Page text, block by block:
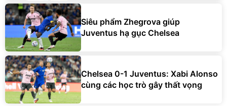
Siêu phẩm Zhegrova giúp
Juventus hạ gục Chelsea
Chelsea 0-1 Juventus: Xabi Alonso
cùng các học trò gây thất vọng